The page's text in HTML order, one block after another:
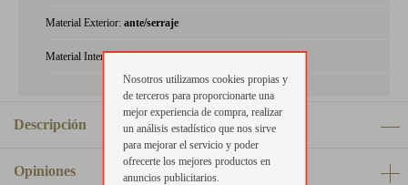
Material Exterior: ante/serraje
Material Interior:piel
Descripción
Opiniones
Nosotros utilizamos cookies propias y
de terceros para proporcionarte una
mejor experiencia de compra, realizar
un análisis estadístico que nos sirve
para mejorar el servicio y poder
ofrecerte los mejores productos en
anuncios publicitarios.